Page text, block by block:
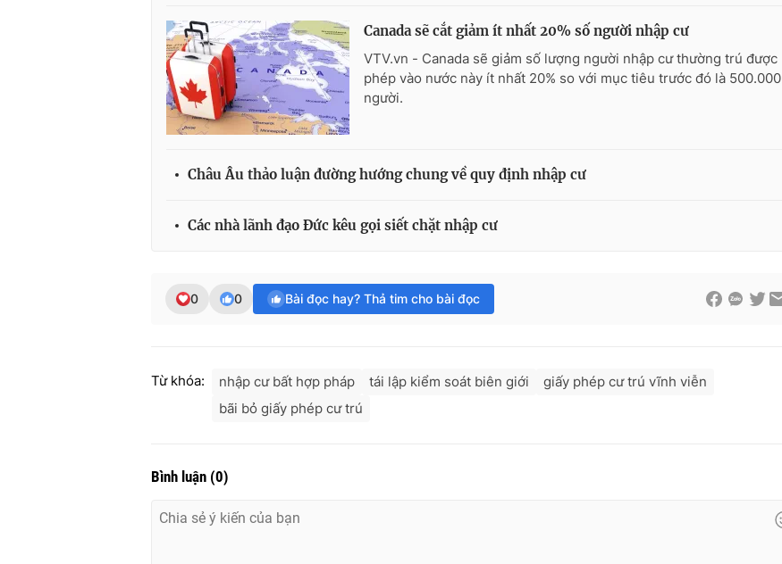
Canada sẽ cắt giảm ít nhất 20% số người nhập cư
VTV.vn - Canada sẽ giảm số lượng người nhập cư thường trú được
phép vào nước này ít nhất 20% so với mục tiêu trước đó là 500.000
người.
Châu Âu thảo luận đường hướng chung về quy định nhập cư
Các nhà lãnh đạo Đức kêu gọi siết chặt nhập cư
0 0 Bài đọc hay? Thả tim cho bài đọc
Từ khóa: nhập cư bất hợp pháp tái lập kiểm soát biên giới
giấy phép cư trú vĩnh viễn
bãi bỏ giấy phép cư trú
Bình luận (0)